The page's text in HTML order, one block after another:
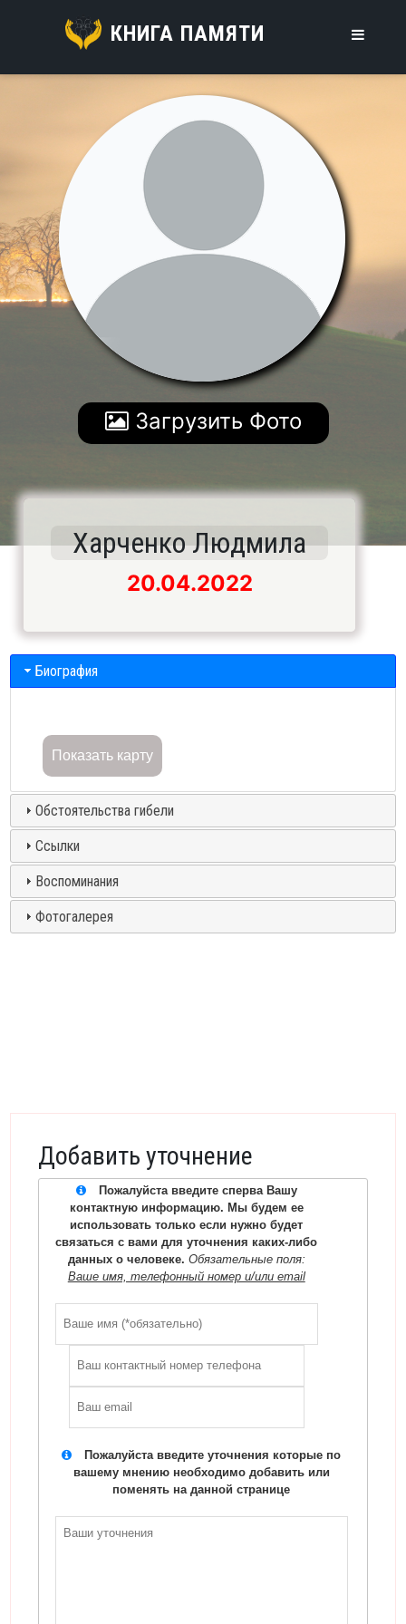
КНИГА ПАМЯТИ
Загрузить Фото
Харченко Людмила
20.04.2022
Биография
Показать карту
Обстоятельства гибели
Ссылки
Воспоминания
Фотогалерея
Добавить уточнение
Пожалуйста введите сперва Вашу
контактную информацию. Мы будем ее
использовать только если нужно будет
связаться с вами для уточнения каких-либо
данных о человеке. Обязательные поля:
Ваше имя, телефонный номер и/или email
Пожалуйста введите уточнения которые по
вашему мнению необходимо добавить или
поменять на данной странице